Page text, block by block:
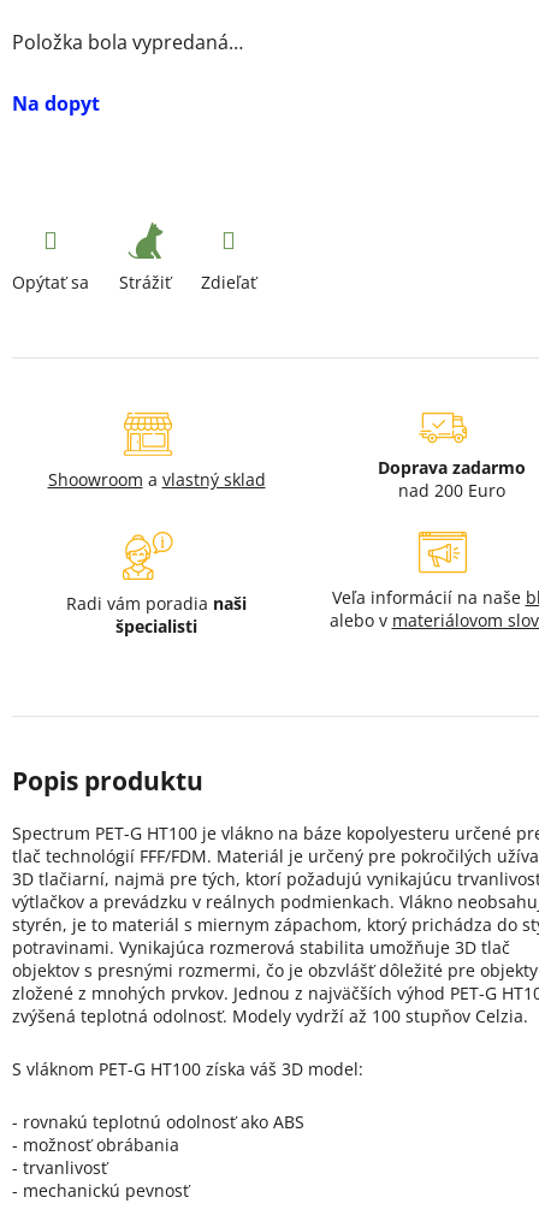
Na dopyt
Položka bola vypredaná…
Opýtať sa Strážiť Zdieľať
Shoowroom a vlastný sklad
Doprava zadarmo
nad 200 Euro
Radi vám poradia naši
špecialisti
Veľa informácií na naše
alebo v materiálovom
Spectrum PET-G HT100 je vlákno na báze kopolyesteru určené
tlač technológií FFF/FDM. Materiál je určený pre pokročilých
3D tlačiarní, najmä pre tých, ktorí požadujú vynikajúcu
výtlačkov a prevádzku v reálnych podmienkach. Vlákno
styrén, je to materiál s miernym zápachom, ktorý prichádza do
potravinami. Vynikajúca rozmerová stabilita umožňuje 3D tlač
objektov s presnými rozmermi, čo je obzvlášť dôležité pre objekty
zložené z mnohých prvkov. Jednou z najväčších výhod PET-G
zvýšená teplotná odolnosť. Modely vydrží až 100 stupňov Celzia.
S vláknom PET-G HT100 získa váš 3D model:
- rovnakú teplotnú odolnosť ako ABS
- možnosť obrábania
- trvanlivosť
- mechanickú pevnosť